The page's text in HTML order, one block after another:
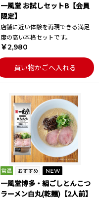
一風堂 お試しセットB【会員
限定】
店舗に近い体験を再現できる満足
度の高い本格セットです。
￥2,980
買い物かごへ入れる
一風堂博多・絹ごしとんこつ
ラーメン白丸(乾麺)【2人前】